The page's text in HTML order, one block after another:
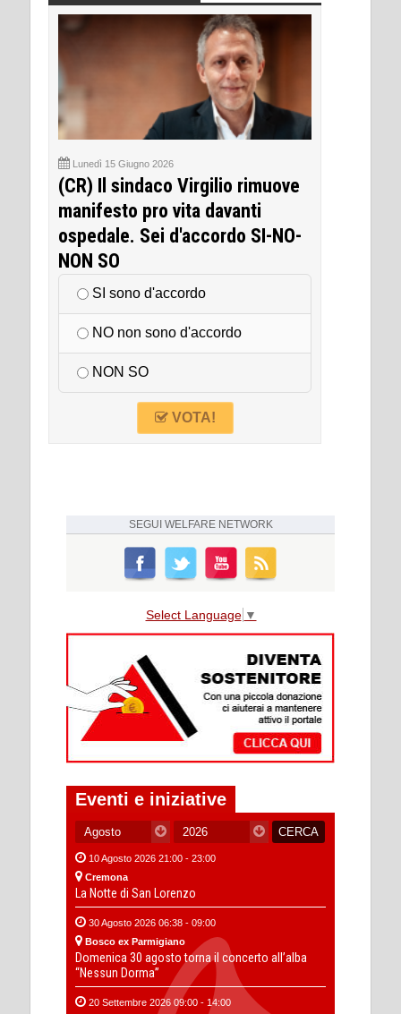
Lunedì 15 Giugno 2026
(CR) Il sindaco Virgilio rimuove
manifesto pro vita davanti
ospedale. Sei d'accordo SI-NO-
NON SO
SI sono d'accordo
NO non sono d'accordo
NON SO
VOTA!
SEGUI WELFARE NETWORK
Select Language ▼
Eventi e iniziative
10 Agosto 2026 21:00 - 23:00
Cremona
La Notte di San Lorenzo
30 Agosto 2026 06:38 - 09:00
Bosco ex Parmigiano
Domenica 30 agosto torna il concerto all’alba
“Nessun Dorma”
20 Settembre 2026 09:00 - 14:00